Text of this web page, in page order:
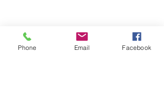
Share this event
Phone Email Facebook